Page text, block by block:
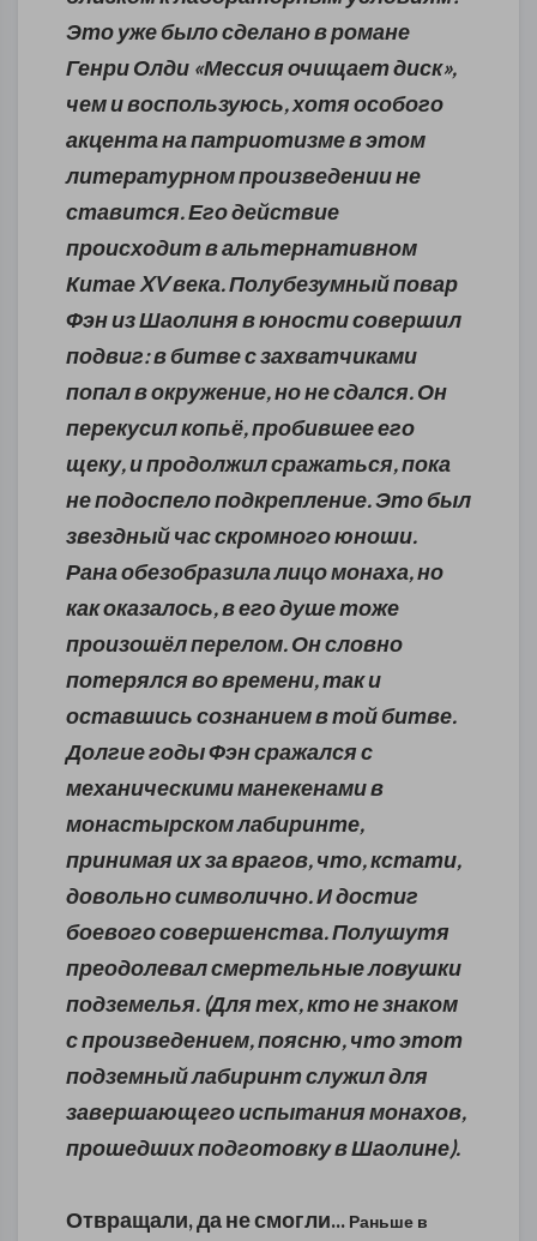
Это уже было сделано в романе
Генри Олди «Мессия очищает диск»,
чем и воспользуюсь, хотя особого
акцента на патриотизме в этом
литературном произведении не
ставится. Его действие
происходит в альтернативном
Китае XV века. Полубезумный повар
Фэн из Шаолиня в юности совершил
подвиг: в битве с захватчиками
попал в окружение, но не сдался. Он
перекусил копьё, пробившее его
щеку, и продолжил сражаться, пока
не подоспело подкрепление. Это был
звездный час скромного юноши.
Рана обезобразила лицо монаха, но
как оказалось, в его душе тоже
произошёл перелом. Он словно
потерялся во времени, так и
оставшись сознанием в той битве.
Долгие годы Фэн сражался с
механическими манекенами в
монастырском лабиринте,
принимая их за врагов, что, кстати,
довольно символично. И достиг
боевого совершенства. Полушутя
преодолевал смертельные ловушки
подземелья. (Для тех, кто не знаком
с произведением, поясню, что этот
подземный лабиринт служил для
завершающего испытания монахов,
прошедших подготовку в Шаолине).
Отвращали, да не смогли... Раньше в